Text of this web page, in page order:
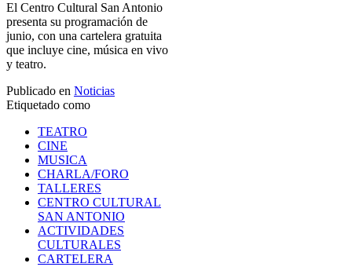
El Centro Cultural San Antonio
presenta su programación de
junio, con una cartelera gratuita
que incluye cine, música en vivo
y teatro.
Publicado en Noticias
Etiquetado como
TEATRO
CINE
MUSICA
CHARLA/FORO
TALLERES
CENTRO CULTURAL
SAN ANTONIO
ACTIVIDADES
CULTURALES
CARTELERA